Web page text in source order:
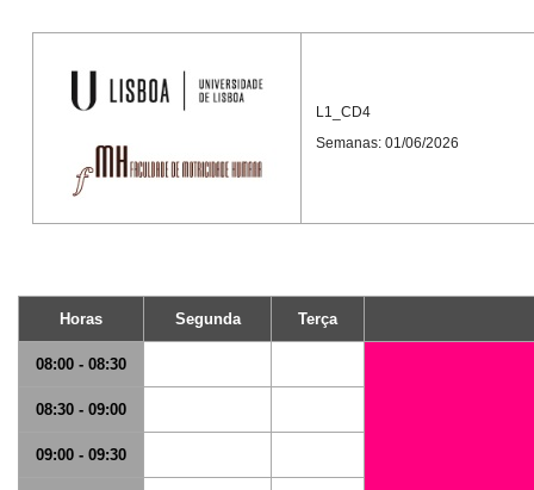
L1_CD4
Semanas: 01/06/2026
Horas Segunda Terça
08:00 - 08:30
08:30 - 09:00
09:00 - 09:30